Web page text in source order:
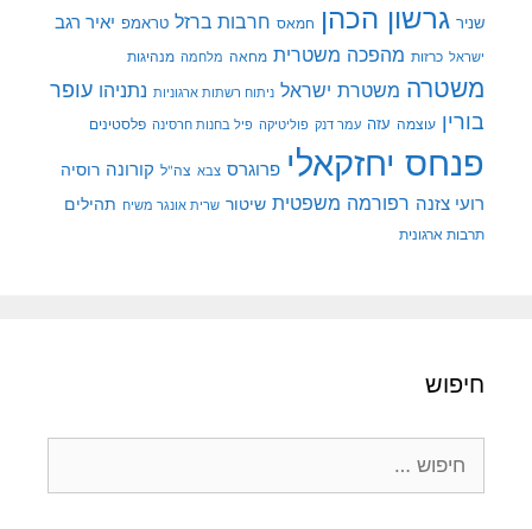
שניר גרשון הכהן חמאס חרבות ברזל טראמפ יאיר רגב
ישראל כרזות מהפכה משטרית מחאה מלחמה מנהיגות
משטרה משטרת ישראל ניתוח רשתות ארגוניות נתניהו עופר
בורין עוצמה עזה עמר דנק פוליטיקה פיל בחנות חרסינה פלסטינים
פנחס יחזקאלי פרוגרס צבא צה"ל קורונה רוסיה
רועי צזנה רפורמה משפטית שיטור שרית אונגר משיח תהילים
תרבות ארגונית
חיפוש